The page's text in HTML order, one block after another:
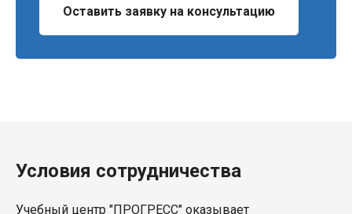
Оставить заявку на консультацию
Условия сотрудничества
Учебный центр "ПРОГРЕСС" оказывает